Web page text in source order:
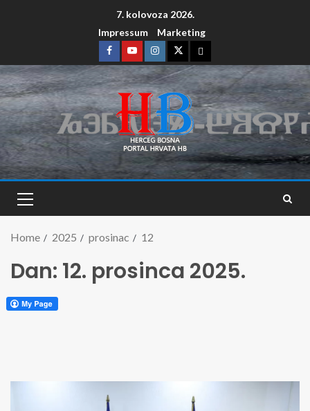
7. kolovoza 2026.
Impressum
Marketing
Home 2025 prosinac 12
Dan: 12. prosinca 2025.